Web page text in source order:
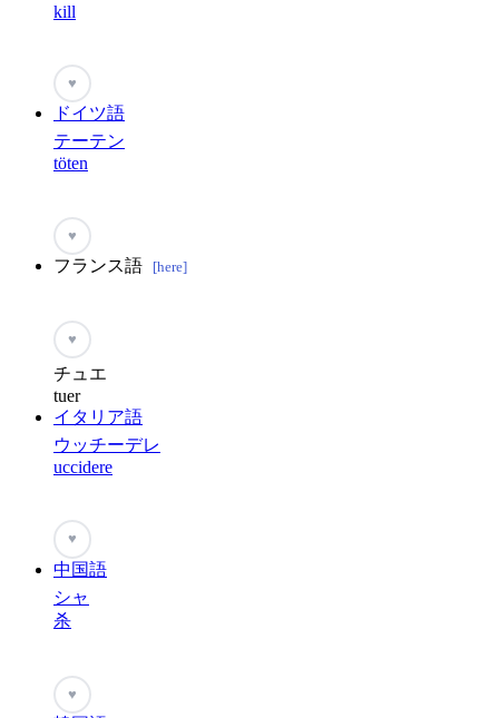
kill
♥
ドイツ語
テーテン
töten
♥
フランス語 [here]
♥
チュエ
tuer
イタリア語
ウッチーデレ
uccidere
♥
中国語
シャ
杀
♥